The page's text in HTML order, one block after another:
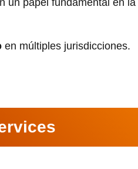
un papel fundamental en la
en múltiples jurisdicciones.